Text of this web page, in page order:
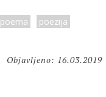
poema poezija
Objavljeno: 16.03.2019